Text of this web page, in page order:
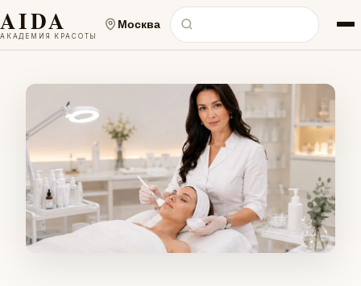
AIDA
АКАДЕМИЯ КРАСОТЫ
Москва